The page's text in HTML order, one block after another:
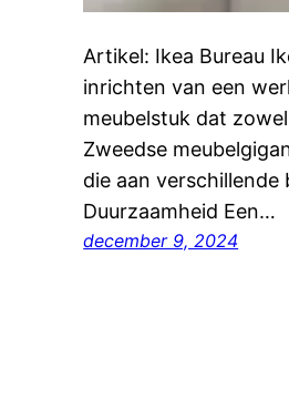
Artikel: Ikea Bureau
inrichten van een
meubelstuk dat
Zweedse
die aan
Duurzaamheid Een…
december 9, 2024